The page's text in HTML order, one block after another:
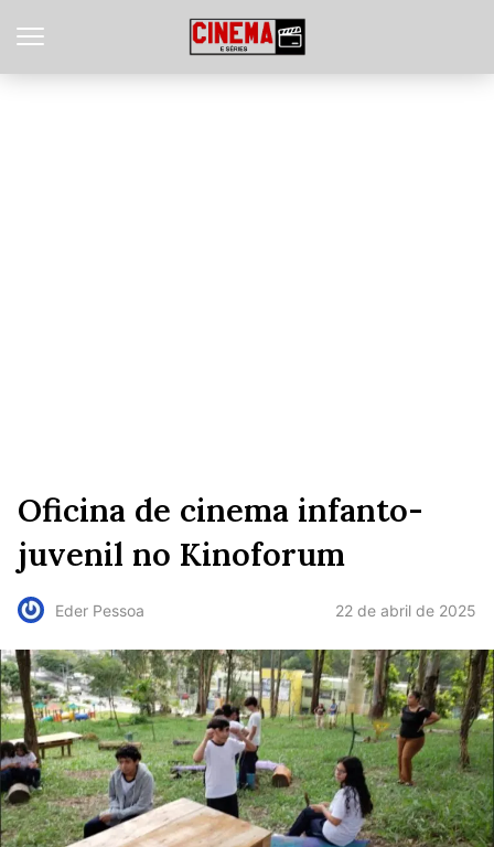
Oficina de cinema infanto-
juvenil no Kinoforum
Eder Pessoa 22 de abril de 2025